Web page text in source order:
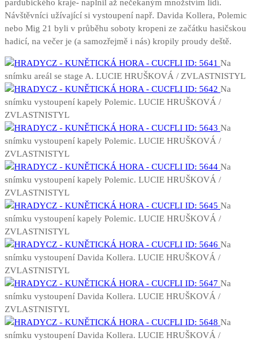
pardubického kraje- naplnil až nečekaným množstvím lidí.
Návštěvníci užívající si vystoupení např. Davida Kollera, Polemic
nebo Mig 21 byli v průběhu soboty kropeni ze začátku hasičskou
hadicí, na večer je (a samozřejmě i nás) kropily proudy deště.
Na
snímku areál se stage A. LUCIE HRUŠKOVÁ / ZVLASTNISTYL
Na
snímku vystoupení kapely Polemic. LUCIE HRUŠKOVÁ /
ZVLASTNISTYL
Na
snímku vystoupení kapely Polemic. LUCIE HRUŠKOVÁ /
ZVLASTNISTYL
Na
snímku vystoupení kapely Polemic. LUCIE HRUŠKOVÁ /
ZVLASTNISTYL
Na
snímku vystoupení kapely Polemic. LUCIE HRUŠKOVÁ /
ZVLASTNISTYL
Na
snímku vystoupení Davida Kollera. LUCIE HRUŠKOVÁ /
ZVLASTNISTYL
Na
snímku vystoupení Davida Kollera. LUCIE HRUŠKOVÁ /
ZVLASTNISTYL
Na
snímku vystoupení Davida Kollera. LUCIE HRUŠKOVÁ /